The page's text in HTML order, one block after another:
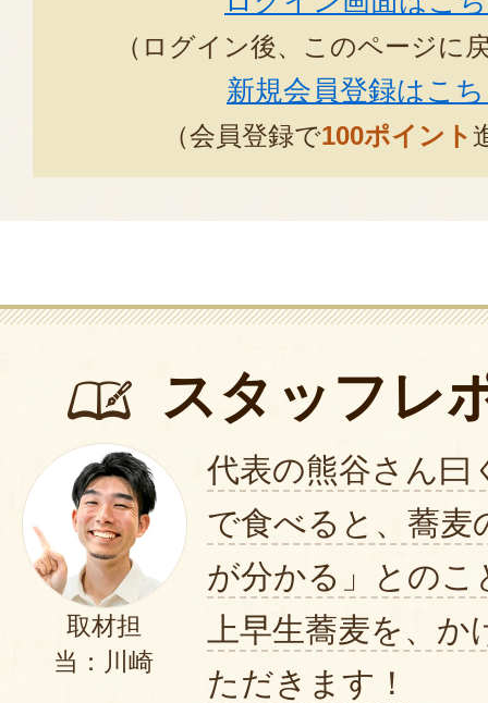
（ログイン後、このページに
新規会員登録はこ
（会員登録で100ポイント
スタッフレ
取材担
当：川崎
代表の熊谷さん曰
で食べると、蕎麦
が分かる」とのこ
上早生蕎麦を、
ただきます！